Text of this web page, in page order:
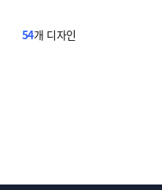
54개 디자인